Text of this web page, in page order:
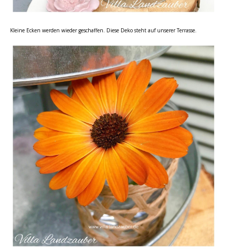
Kleine Ecken werden wieder geschaffen. Diese Deko steht auf unserer Terrasse.